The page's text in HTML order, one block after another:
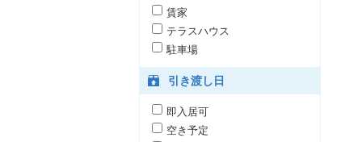
賃家
テラスハウス
駐車場
引き渡し日
即入居可
空き予定